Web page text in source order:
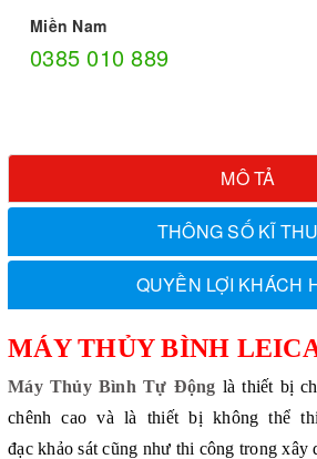
Miền Nam
0385 010 889
MÔ TẢ
THÔNG SỐ KĨ
QUYỀN LỢI KHÁCH
MÁY THỦY BÌNH
Máy Thủy Bình Tự Động là thiết bị
chênh cao và là thiết bị không thể
đạc khảo sát cũng như thi công trong xây